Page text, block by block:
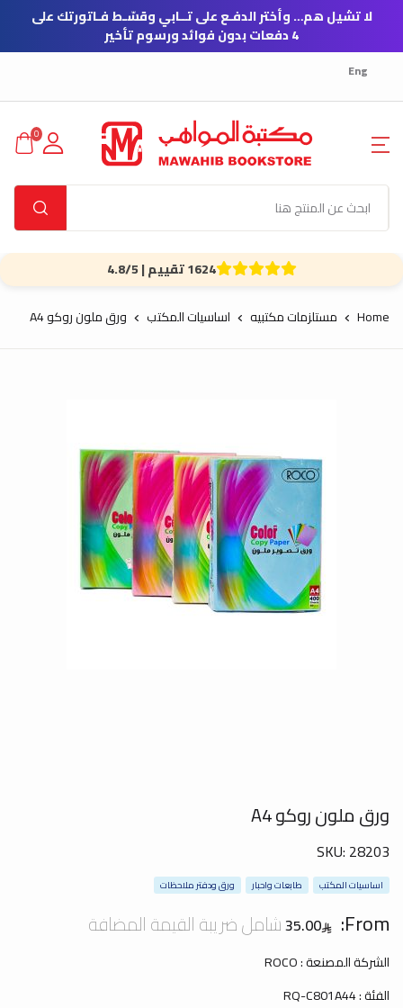
لا تشيل هم… وأختر الدفـع على تــابي وقسّـط فـاتورتك على
4 دفعات بدون فوائد ورسوم تأخير
Eng
0
1624 تقييم | 4.8/5
Home مستلزمات مكتبيه اساسيات المكتب ورق ملون روكو A4
ورق ملون روكو A4
SKU: 28203
اساسيات المكتب طابعات واحبار ورق ودفتر ملاحظات
From:
35.00شامل ضريبة القيمة المضافة
الشركة المصنعة : ROCO
الفئة : RQ-C801A44